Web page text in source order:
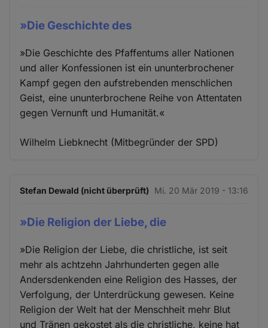
»Die Geschichte des
»Die Geschichte des Pfaffentums aller Nationen
und aller Konfessionen ist ein ununterbrochener
Kampf gegen den aufstrebenden menschlichen
Geist, eine ununterbrochene Reihe von Attentaten
gegen Vernunft und Humanität.«
Wilhelm Liebknecht (Mitbegründer der SPD)
Stefan Dewald (nicht überprüft) Mi. 20 Mär 2019 - 13:16
»Die Religion der Liebe, die
»Die Religion der Liebe, die christliche, ist seit
mehr als achtzehn Jahrhunderten gegen alle
Andersdenkenden eine Religion des Hasses, der
Verfolgung, der Unterdrückung gewesen. Keine
Religion der Welt hat der Menschheit mehr Blut
und Tränen gekostet als die christliche, keine hat